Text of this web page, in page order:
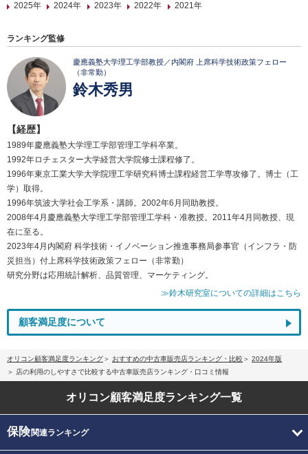
2025年
2024年 2023年 2022年 2021年
ランキング監修
慶應義塾大学理工学部教授／内閣府 上席科学技術政策フェロー
（非常勤）
鈴木秀男
【経歴】
1989年慶應義塾大学理工学部管理工学科卒業。
1992年ロチェスター大学経営大学院修士課程修了。
1996年東京工業大学大学院理工学研究科博士課程経営工学専攻修了。博士（工
学）取得。
1996年筑波大学社会工学系・講師。2002年6月同助教授。
2008年4月慶應義塾大学理工学部管理工学科・准教授。2011年4月同教授、現
在に至る。
2023年4月内閣府 科学技術・イノベーション推進事務局参事官（インフラ・防
災担当）付上席科学技術政策フェロー（非常勤）
研究分野は応用統計解析、品質管理、マーケティング。
≫鈴木研究室についての詳細はこちら
顧客満足度について
オリコン顧客満足度ランキング おすすめの中古車販売店ランキング・比較
2024年版
店の利用のしやすさで比較する中古車販売店ランキング・口コミ情報
オリコン顧客満足度ランキング一覧
保険関連ランキング